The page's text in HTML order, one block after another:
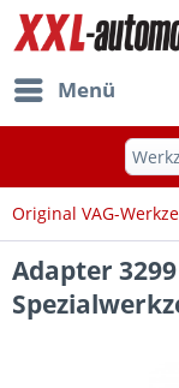
Menü
Original VAG-
Adapter